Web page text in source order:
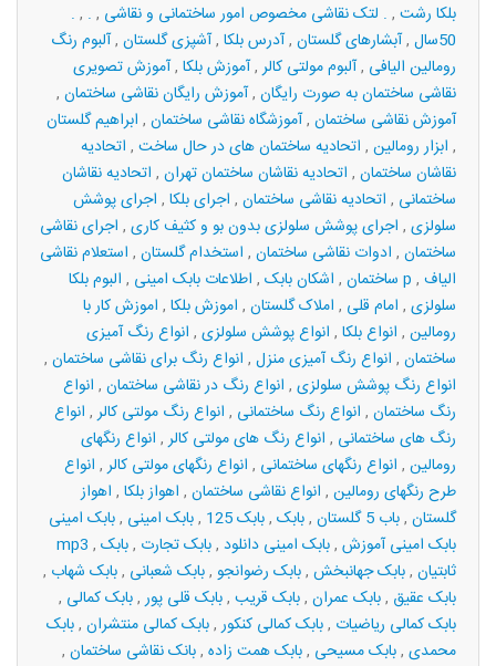
. , . بلکا رشت , . لتک نقاشی مخصوص امور ساختمانی و نقاشی ,
50سال
,آبشارهای گلستان ,آدرس بلکا ,آشپزی گلستان ,آلبوم رنگ
رومالین الیافی ,آلبوم مولتی کالر,آموزش بلکا ,آموزش تصویری
نقاشی ساختمان به صورت رایگان ,آموزش رایگان نقاشی ساختمان ,
آموزش نقاشی ساختمان ,آموزشگاه نقاشی ساختمان , ابراهیم گلستان
, ابزار رومالین , اتحادیه ساختمان های در حال ساخت , اتحادیه
نقاشان ساختمان , اتحادیه نقاشان ساختمان تهران , اتحادیه نقاشان
ساختمانی , اتحادیه نقاشی ساختمان , اجرای بلکا , اجرای پوشش
سلولزی , اجرای پوشش سلولزی بدون بو و کثیف کاری , اجرای نقاشی
ساختمان , ادوات نقاشی ساختمان , استخدام گلستان , استعلام نقاشی
ساختمان , اشکان بابک , اطلاعات بابک امینی , البوم بلکا p , الیاف
سلولزی , امام قلی , املاک گلستان , اموزش بلکا , اموزش کار با
رومالین , انواع بلکا , انواع پوشش سلولزی , انواع رنگ آمیزی
ساختمان , انواع رنگ آمیزی منزل , انواع رنگ برای نقاشی ساختمان ,
انواع رنگ پوشش سلولزی , انواع رنگ در نقاشی ساختمان , انواع
رنگ ساختمان , انواع رنگ ساختمانی , انواع رنگ مولتی کالر, انواع
رنگ های ساختمانی , انواع رنگ های مولتی کالر, انواع رنگهای
رومالین , انواع رنگهای ساختمانی , انواع رنگهای مولتی کالر, انواع
طرح رنگهای رومالین , انواع نقاشی ساختمان , اهواز بلکا , اهواز
گلستان ,باب 5 گلستان ,بابک ,بابک 125 ,بابک امینی ,بابک امینی
mp3 , بابک امینی آموزش ,بابک امینی دانلود ,بابک تجارت ,بابک
ثابتیان ,بابک جهانبخش ,بابک رضوانجو ,بابک شعبانی ,بابک شهاب ,
بابک عقیق ,بابک عمران ,بابک قریب ,بابک قلی پور,بابک کمالی ,
بابک کمالی ریاضیات ,بابک کمالی کنکور,بابک کمالی منتشران ,بابک
محمدی ,بابک مسیحی ,بابک همت زاده ,بانک نقاشی ساختمان ,